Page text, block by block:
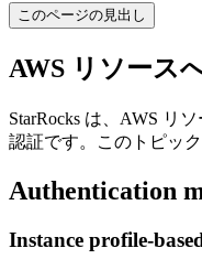
このページの見出し
AWS リソース
StarRocks は、AWS リ
認証です。このトピッ
Authentication
Instance profile-